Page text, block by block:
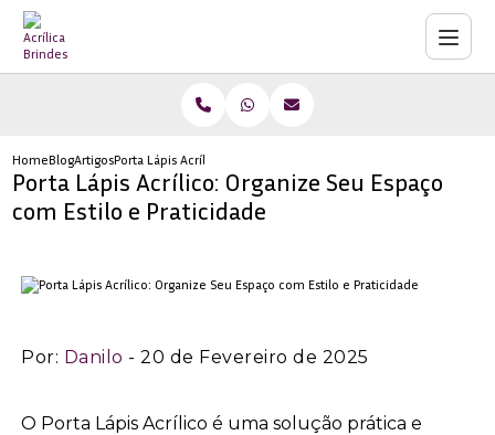
HomeBlogArtigosPorta Lápis Acrílico: Organize Seu Espaço com Estilo e Praticidade
Porta Lápis Acrílico: Organize Seu Espaço
com Estilo e Praticidade
Por: Danilo - 20 de Fevereiro de 2025
O Porta Lápis Acrílico é uma solução prática e